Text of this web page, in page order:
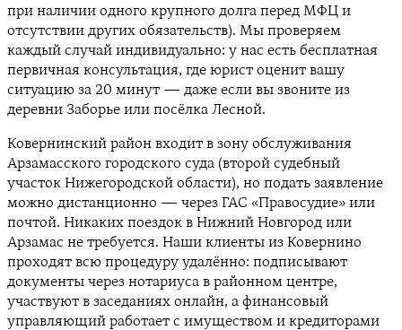
при наличии одного крупного долга перед МФЦ и
отсутствии других обязательств). Мы проверяем
каждый случай индивидуально: у нас есть бесплатная
первичная консультация, где юрист оценит вашу
ситуацию за 20 минут — даже если вы звоните из
деревни Заборье или посёлка Лесной.
Ковернинский район входит в зону обслуживания
Арзамасского городского суда (второй судебный
участок Нижегородской области), но подать заявление
можно дистанционно — через ГАС «Правосудие» или
почтой. Никаких поездок в Нижний Новгород или
Арзамас не требуется. Наши клиенты из Ковернино
проходят всю процедуру удалённо: подписывают
документы через нотариуса в районном центре,
участвуют в заседаниях онлайн, а финансовый
управляющий работает с имуществом и кредиторами